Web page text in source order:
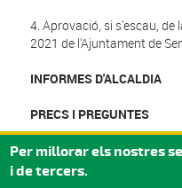
4. Aprovació, si s'escau,
2021 de l'Ajuntament de
INFORMES D'ALCALDIA
PRECS I PREGUNTES
Mesures de seguretat
de mans amb gel
Per millorar els nostres
i de tercers.